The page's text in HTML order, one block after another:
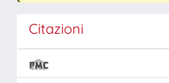
Citazioni